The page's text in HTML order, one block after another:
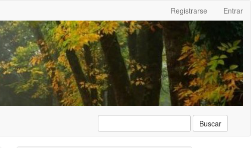
Registrarse Entrar
Buscar